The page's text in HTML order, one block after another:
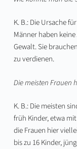
K. B.: Die Ursache
Männer haben
Gewalt. Sie
zu verdienen.
Die meisten Frauen
K. B.: Die meisten
früh Kinder, etwa
die Frauen hier
bis zu 16 Kinder,